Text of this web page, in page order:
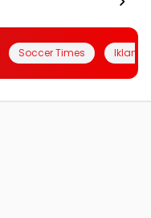
Soccer Times Iklanin